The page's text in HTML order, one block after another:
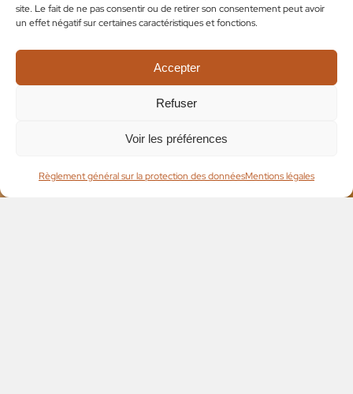
site. Le fait de ne pas consentir ou de retirer son consentement peut avoir
un effet négatif sur certaines caractéristiques et fonctions.
Accepter
Refuser
Voir les préférences
Règlement général sur la protection des donnéesMentions légales